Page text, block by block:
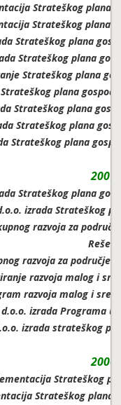
Strateškog plana
Strateškog plana
Strateškog plana
Strateškog plana
Strateškog plana
plana
Strateškog plana
Strateškog plana
Strateškog plana
Strateškog plana
izrada Strateškog
razvoja za
razvoja za područje
razvoja malog i
razvoja malog i
d.o.o. izrada Programa
izrada strateškog
Strateškog
Strateškog plana